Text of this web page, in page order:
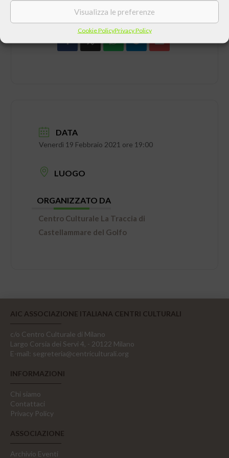
Visualizza le preferenze
Cookie PolicyPrivacy Policy
DATA
Venerdì 19 Febbraio 2021 ore 19:00
LUOGO
ORGANIZZATO DA
Centro Culturale La Traccia di
Castellammare del Golfo
AIC ASSOCIAZIONE ITALIANA CENTRI CULTURALI
c/o Centro Culturale di Milano
Largo Corsia dei Servi 4, - 20122 Milano
E-mail: segreteria@centriculturali.org
INFORMAZIONI
Chi siamo
Contattaci
Privacy Policy
ASSOCIAZIONE
Archivio Eventi